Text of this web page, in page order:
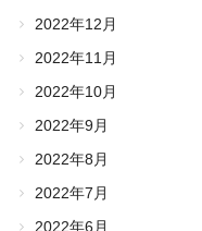
2022年12月
2022年11月
2022年10月
2022年9月
2022年8月
2022年7月
2022年6月